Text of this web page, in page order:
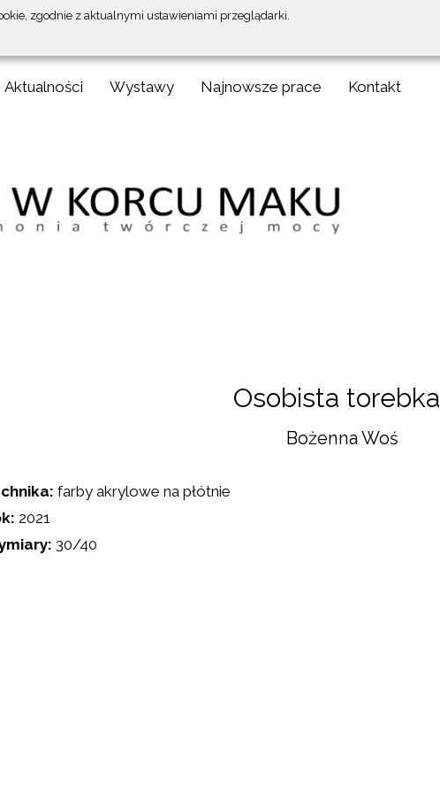
zgodnie z aktualnymi ustawieniami przeglądarki.
Aktualności Wystawy Najnowsze prace Kontakt
Osobista torebka
Bożenna Woś
farby akrylowe na płótnie
2021
30/40